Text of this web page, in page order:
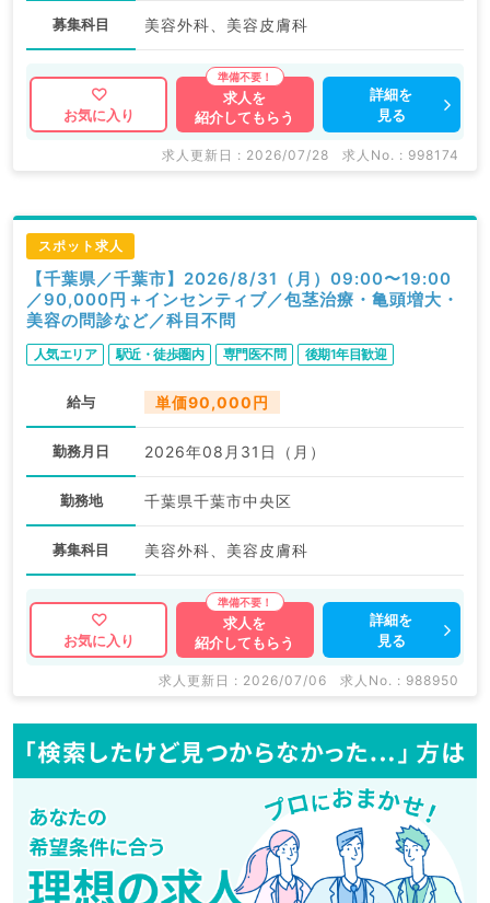
募集科目 美容外科、美容皮膚科
お気に入り
求人を
紹介してもらう
詳細を
見る
求人更新日 : 2026/07/28 求人No. : 998174
スポット求人
【千葉県／千葉市】2026/8/31（月）09:00〜19:00
／90,000円＋インセンティブ／包茎治療・亀頭増大・
美容の問診など／科目不問
人気エリア 駅近・徒歩圏内 専門医不問 後期1年目歓迎
給与 単価90,000円
勤務月日 2026年08月31日（月）
勤務地 千葉県千葉市中央区
募集科目 美容外科、美容皮膚科
お気に入り
求人を
紹介してもらう
詳細を
見る
求人更新日 : 2026/07/06 求人No. : 988950